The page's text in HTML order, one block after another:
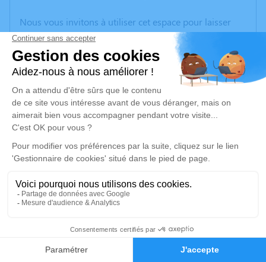
Faire-part Hommages
Nous vous invitons à utiliser cet espace pour laisser
vos condoléances, partager des photos souvenirs, une
anecdote ou exprimer vos pensées à travers des
poèmes ou des textes. Cet endroit est un lieu
d'expression dédié à honorer la mémoire de Bruno DE
VULDER.
Un service de plantation d’arbre hommage est
disponible ici.
Je rends hommage
Cérémonie civile
Crématorium de Bourg-Saint-Andéol
Quartier de l'Olivet Bourg-Saint-Andéol